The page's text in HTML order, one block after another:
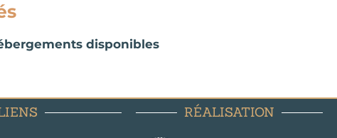
disponibles
RÉALISATION